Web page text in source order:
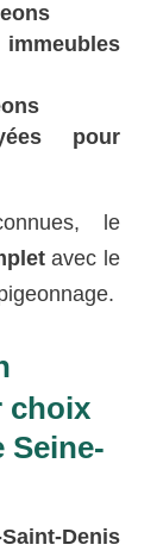
pour
le
avec le
choix
Seine-
Denis